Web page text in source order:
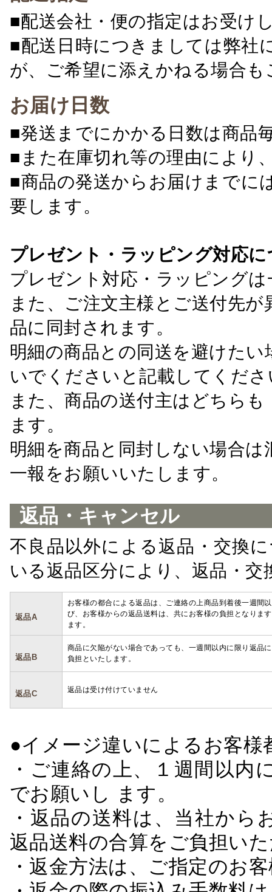
■配送会社・便の指定はお受け
■配送日時につきましては弊社
が、ご希望に添えかねる場合
お届け日数
■発送までにかかる日数は商品
■また在庫切れ等の理由により
■商品の発送からお届けまでに
要します。
プレゼント・ラッピング対応
プレゼント対応・ラッピング
また、ご注文主様とご送付先
品に同封されます。
明細の商品との同送を避けた
いでくださいと記載してくださ
また、商品の送付主はどちら
ます。
明細を商品と同封しない場合
一報をお願いいたします。
返品・キャンセル
不良品以外による返品・交換
いる返品区分により、返品・
返品A
お客様の都合による返品は、ご連絡の上商品到着後一週間
び、お客様からの返品送料は、共にお客様の負担となりま
ます。
返品B
商品に欠陥がない場合であっても、一週間以内に限り返品
負担といたします。
返品C 返品は受け付けていません
●イメージ違いによるお客
・ご連絡の上、１週間以
でお願いし ます。
・返品の送料は、当社か
返品送料の合算をご負担い
・返金方法は、ご指定のお